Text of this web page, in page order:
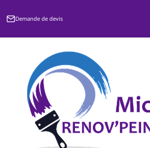
Demande de devis